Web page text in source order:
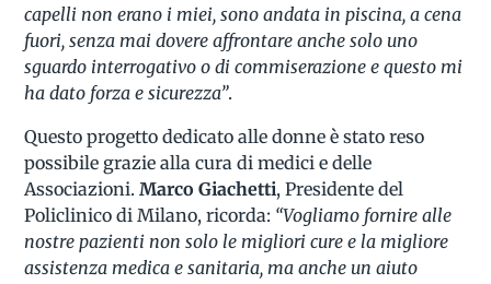
capelli non erano i miei, sono andata in piscina, a cena
fuori, senza mai dovere affrontare anche solo uno
sguardo interrogativo o di commiserazione e questo mi
ha dato forza e sicurezza”.
Questo progetto dedicato alle donne è stato reso
possibile grazie alla cura di medici e delle
Associazioni.Marco Giachetti, Presidente del
Policlinico di Milano, ricorda: “Vogliamo fornire alle
nostre pazienti non solo le migliori cure e la migliore
assistenza medica e sanitaria, ma anche un aiuto